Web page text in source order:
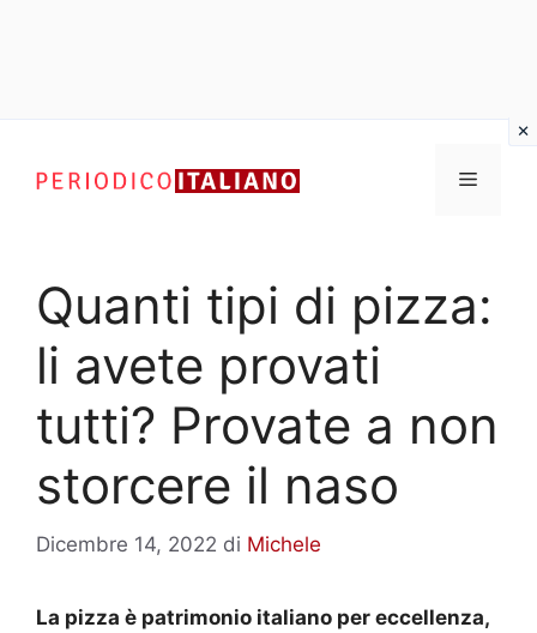
contenuto
Menu
Quanti tipi di pizza:
li avete provati
tutti? Provate a non
storcere il naso
Dicembre 14, 2022 di Michele
La pizza è patrimonio italiano per eccellenza,